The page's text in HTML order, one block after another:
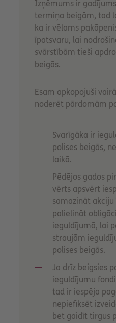
Izņēmums ir
termiņa beigām, tad
ka ir vēlams
īpatsvaru, lai
svārstībām tieši
beigās.
Esam apkopojuši
noderēt pārdomām
Svarīgāka ir
polises beigās,
laikā.
Pēdējos gados
vērts apsvērt
samazināt
palielināt
ieguldījumā, lai
straujām
polises beigās.
Ja drīz beigsies
ieguldījumu
tad ir iespēja
nepiefiksēt
bet gaidīt tirgus